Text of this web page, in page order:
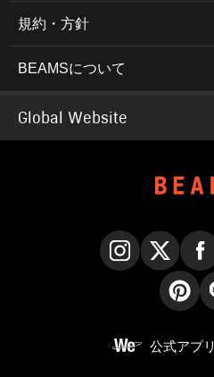
規約・方針
BEAMSについて
Global Website
公式アプリ